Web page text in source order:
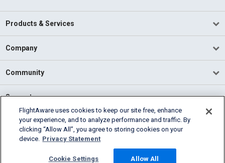
Products & Services
Company
Community
Support
English (USA)
2026 FlightAware
Cookie Settings
FlightAware uses cookies to keep our site free, enhance
your experience, and to analyze performance and traffic. By
clicking “Allow All”, you agree to storing cookies on your
device. Privacy Statement
Cookie Settings Allow All